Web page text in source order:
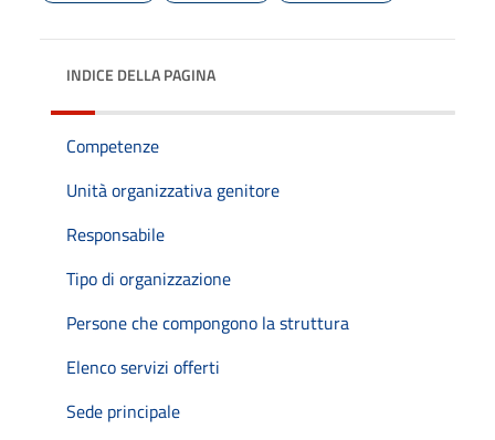
INDICE DELLA PAGINA
Competenze
Unità organizzativa genitore
Responsabile
Tipo di organizzazione
Persone che compongono la struttura
Elenco servizi offerti
Sede principale